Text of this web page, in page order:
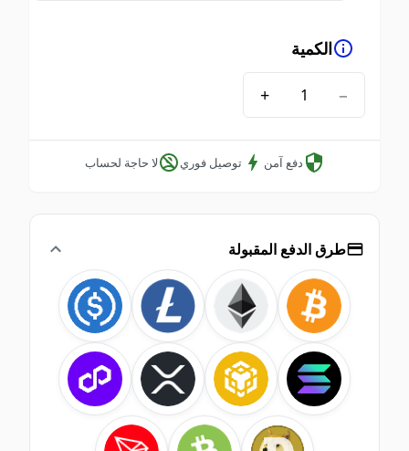
الكمية
دفع آمن توصيل فوري لا حاجة لحساب
طرق الدفع المقبولة